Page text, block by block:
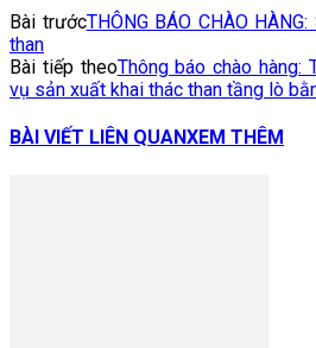
Bài trướcTHÔNG BÁO CHÀO
than
Bài tiếp theoThông báo chào
vụ sản xuất khai thác than tầng lò
BÀI VIẾT LIÊN QUANXEM THÊM